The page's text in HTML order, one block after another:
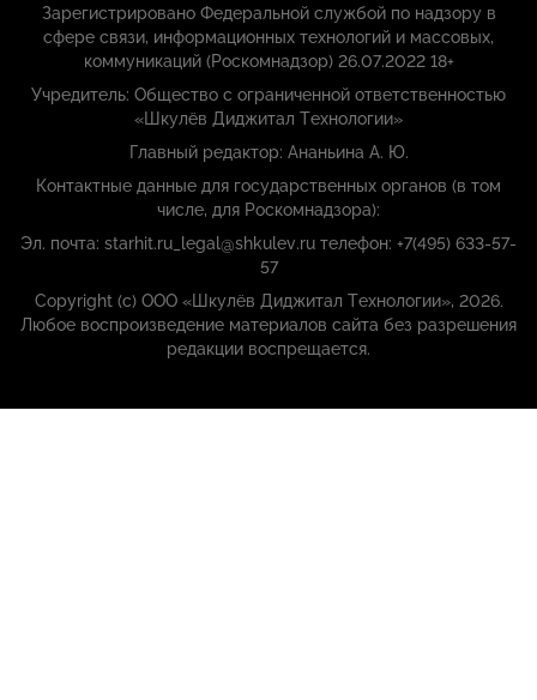
Зарегистрировано Федеральной службой по надзору в
сфере связи, информационных технологий и массовых,
коммуникаций (Роскомнадзор) 26.07.2022 18+
Учредитель: Общество с ограниченной ответственностью
«Шкулёв Диджитал Технологии»
Главный редактор: Ананьина А. Ю.
Контактные данные для государственных органов (в том
числе, для Роскомнадзора):
Эл. почта: starhit.ru_legal@shkulev.ru телефон: +7(495) 633-57-
57
Copyright (с) ООО «Шкулёв Диджитал Технологии», 2026.
Любое воспроизведение материалов сайта без разрешения
редакции воспрещается.